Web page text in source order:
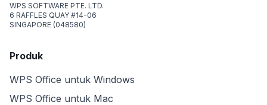
WPS SOFTWARE PTE. LTD.
6 RAFFLES QUAY #14-06
SINGAPORE (048580)
Produk
WPS Office untuk Windows
WPS Office untuk Mac